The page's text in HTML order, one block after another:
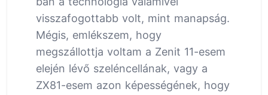
visszafogottabb volt, mint manapság.
Mégis, emlékszem, hogy
megszállottja voltam a Zenit 11-esem
elején lévő szeléncellának, vagy a
ZX81-esem azon képességének, hogy